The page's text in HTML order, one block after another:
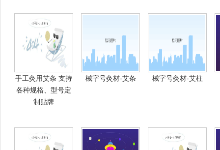
手工灸用艾条 支持
各种规格、型号定
制贴牌
械字号灸材-艾条 械字号灸材-艾柱